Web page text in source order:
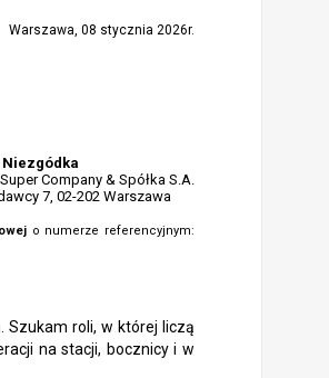
Warszawa, 08 stycznia 2026r.
Company & Spółka S.A.
7, 02-202 Warszawa
o numerze referencyjnym:
Szukam roli, w której liczą
na stacji, bocznicy i w